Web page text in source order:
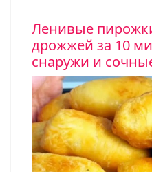
Ленивые
дрожжей за 10
снаружи и